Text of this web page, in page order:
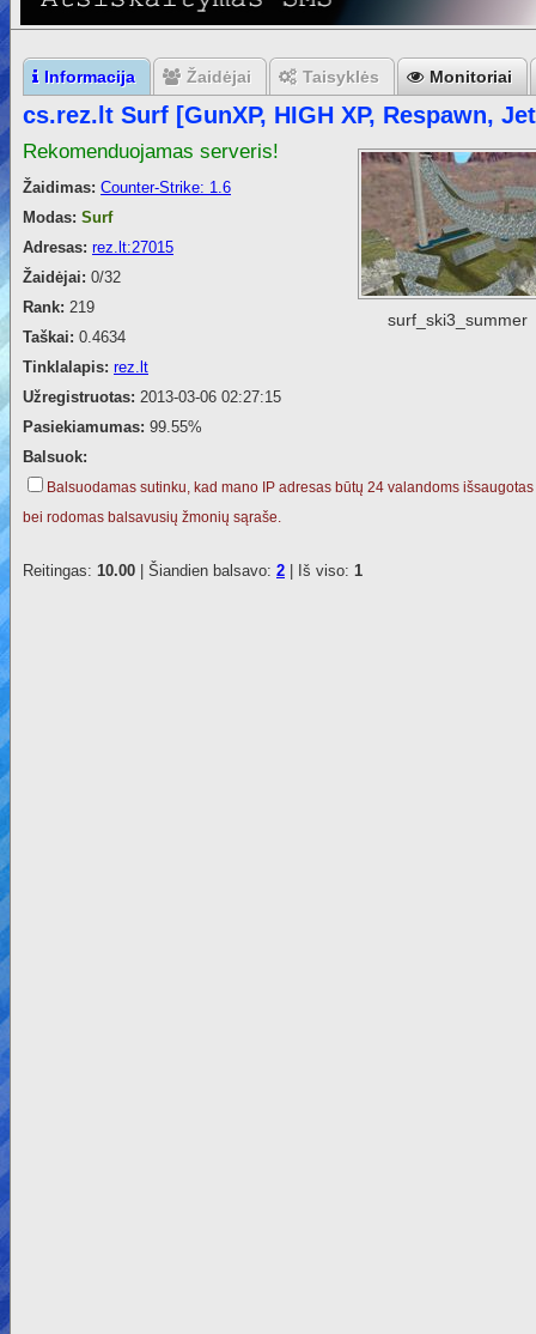
Informacija Žaidėjai Taisyklės Monitoriai
cs.rez.lt Surf [GunXP, HIGH XP, Respawn,
Rekomenduojamas serveris!
Žaidimas: Counter-Strike: 1.6
Modas: Surf
Adresas: rez.lt:27015
Žaidėjai: 0/32
Rank: 219
Taškai: 0.4634
Tinklalapis: rez.lt
Užregistruotas: 2013-03-06 02:27:15
Pasiekiamumas: 99.55%
Balsuok:
Balsuodamas sutinku, kad mano IP adresas būtų 24 valandoms išsaugotas
bei rodomas balsavusių žmonių sąraše.
Reitingas: 10.00 | Šiandien balsavo: 2 | Iš viso: 1
surf_ski3_summer